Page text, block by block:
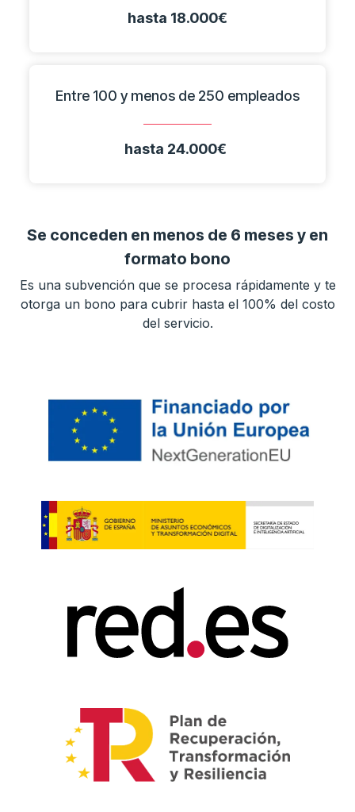
hasta 18.000€
Entre 100 y menos de 250 empleados
hasta 24.000€
Se conceden en menos de 6 meses y en
formato bono
Es una subvención que se procesa rápidamente y te
otorga un bono para cubrir hasta el 100% del costo
del servicio.